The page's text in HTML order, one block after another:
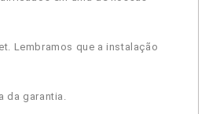
Lembramos que a instalação
da garantia.